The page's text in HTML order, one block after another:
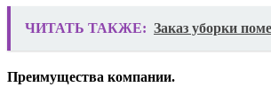
ЧИТАТЬ ТАКЖЕ: Заказ уборки
Преимущества компании.